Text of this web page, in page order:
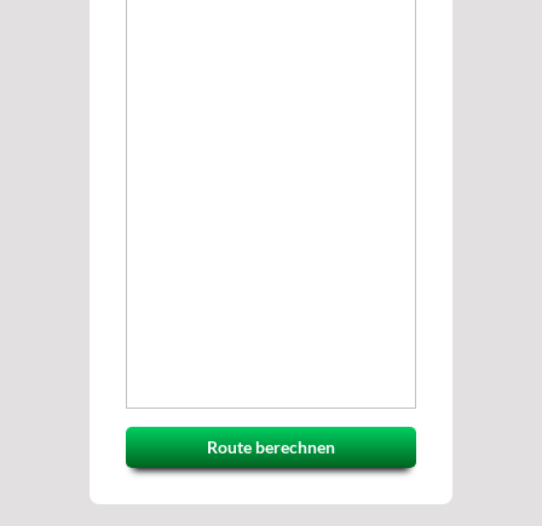
Route berechnen